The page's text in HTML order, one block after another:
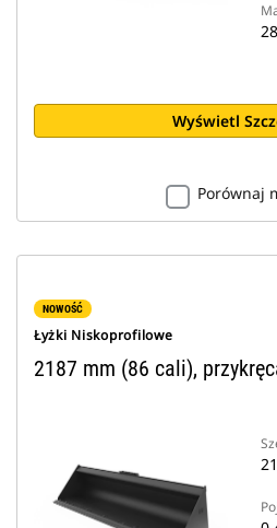
Wyświetl
Porównaj
NOWOŚĆ
Łyżki Niskoprofilowe
2187 mm (86 cali),